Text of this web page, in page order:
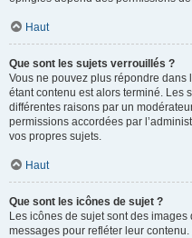
Haut
Que sont les sujets verrouillés ?
Vous ne pouvez plus répondre
étant contenu est alors terminé. Les
différentes raisons par un
permissions accordées par
vos propres sujets.
Haut
Que sont les icônes de sujet ?
Les icônes de sujet sont des
messages pour refléter leur